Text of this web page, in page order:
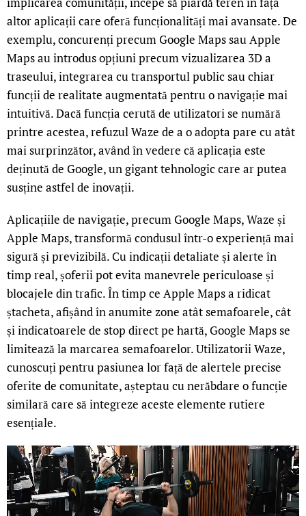
altor aplicații care oferă funcționalități mai avansate. De
exemplu, concurenți precum Google Maps sau Apple
Maps au introdus opțiuni precum vizualizarea 3D a
traseului, integrarea cu transportul public sau chiar
funcții de realitate augmentată pentru o navigație mai
intuitivă. Dacă funcția cerută de utilizatori se numără
printre acestea, refuzul Waze de a o adopta pare cu atât
mai surprinzător, având în vedere că aplicația este
deținută de Google, un gigant tehnologic care ar putea
susține astfel de inovații.
Aplicațiile de navigație, precum Google Maps, Waze și
Apple Maps, transformă condusul într-o experiență mai
sigură și previzibilă. Cu indicații detaliate și alerte în
timp real, șoferii pot evita manevrele periculoase și
blocajele din trafic. În timp ce Apple Maps a ridicat
ștacheta, afișând în anumite zone atât semafoarele, cât
și indicatoarele de stop direct pe hartă, Google Maps se
limitează la marcarea semafoarelor. Utilizatorii Waze,
cunoscuți pentru pasiunea lor față de alertele precise
oferite de comunitate, așteptau cu nerăbdare o funcție
similară care să integreze aceste elemente rutiere
esențiale.